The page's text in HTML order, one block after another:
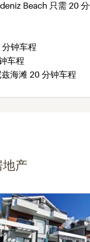
Beach 只需 20 分
钟车程
车程
海滩 20 分钟车程
地产